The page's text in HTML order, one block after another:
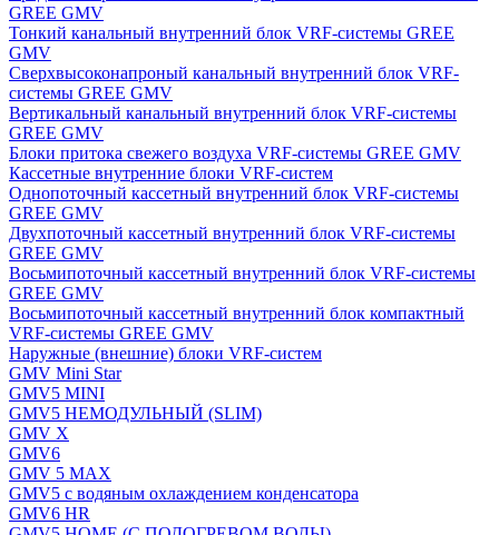
GREE GMV
Тонкий канальный внутренний блок VRF-системы GREE
GMV
Сверхвысоконапроный канальный внутренний блок VRF-
системы GREE GMV
Вертикальный канальный внутренний блок VRF-системы
GREE GMV
Блоки притока свежего воздуха VRF-системы GREE GMV
Кассетные внутренние блоки VRF-систем
Однопоточный кассетный внутренний блок VRF-системы
GREE GMV
Двухпоточный кассетный внутренний блок VRF-системы
GREE GMV
Восьмипоточный кассетный внутренний блок VRF-системы
GREE GMV
Восьмипоточный кассетный внутренний блок компактный
VRF-системы GREE GMV
Наружные (внешние) блоки VRF-систем
GMV Mini Star
GMV5 MINI
GMV5 НЕМОДУЛЬНЫЙ (SLIM)
GMV X
GMV6
GMV 5 MAX
GMV5 с водяным охлаждением конденсатора
GMV6 HR